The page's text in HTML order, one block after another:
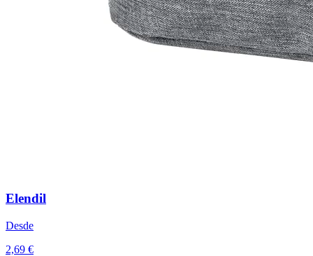
Elendil
Desde
2,69 €